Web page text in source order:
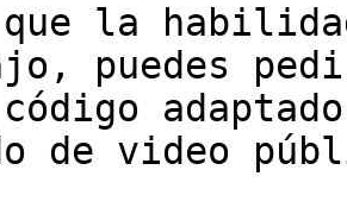
que la
puedes
de video